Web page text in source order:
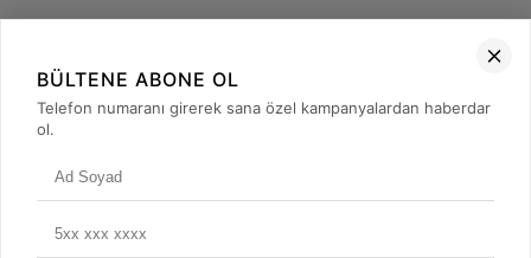
+90 (850) 473 08 08
BÜLTENE ABONE OL
Telefon numaranı girerek sana özel kampanyalardan haberdar
ol.